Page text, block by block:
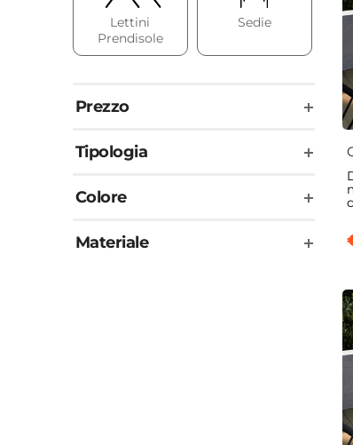
Lettini
Prendisole
Sedie
Prezzo
Tipologia
Colore
Materiale